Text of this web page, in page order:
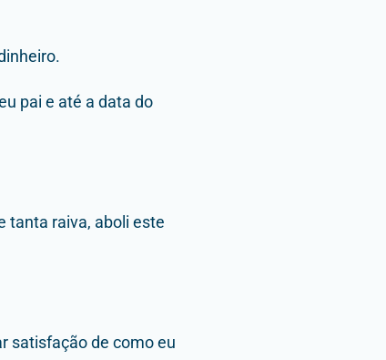
pai e até a data do
tanta raiva, aboli este
satisfação de como eu